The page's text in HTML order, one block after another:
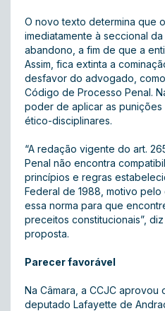
O novo texto determina que
imediatamente à seccional
abandono, a fim de que a
Assim, fica extinta a
desfavor do advogado,
Código de Processo Penal.
poder de aplicar as
ético-disciplinares.
“A redação vigente do art.
Penal não encontra
princípios e regras
Federal de 1988, motivo
essa norma para que
preceitos constitucionais”,
proposta.
Parecer favorável
Na Câmara, a CCJC
deputado Lafayette de